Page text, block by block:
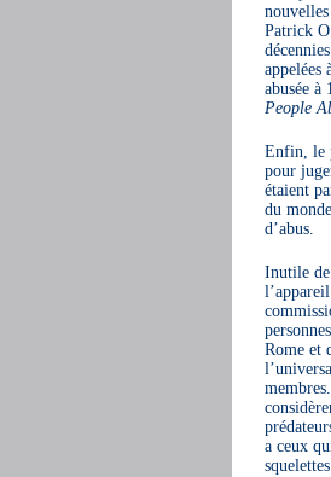
Patrick
appelées
abusée à
People
Enfin, le
pour
étaient
du
d’abus.
Inutile de
Rome et
a ceux